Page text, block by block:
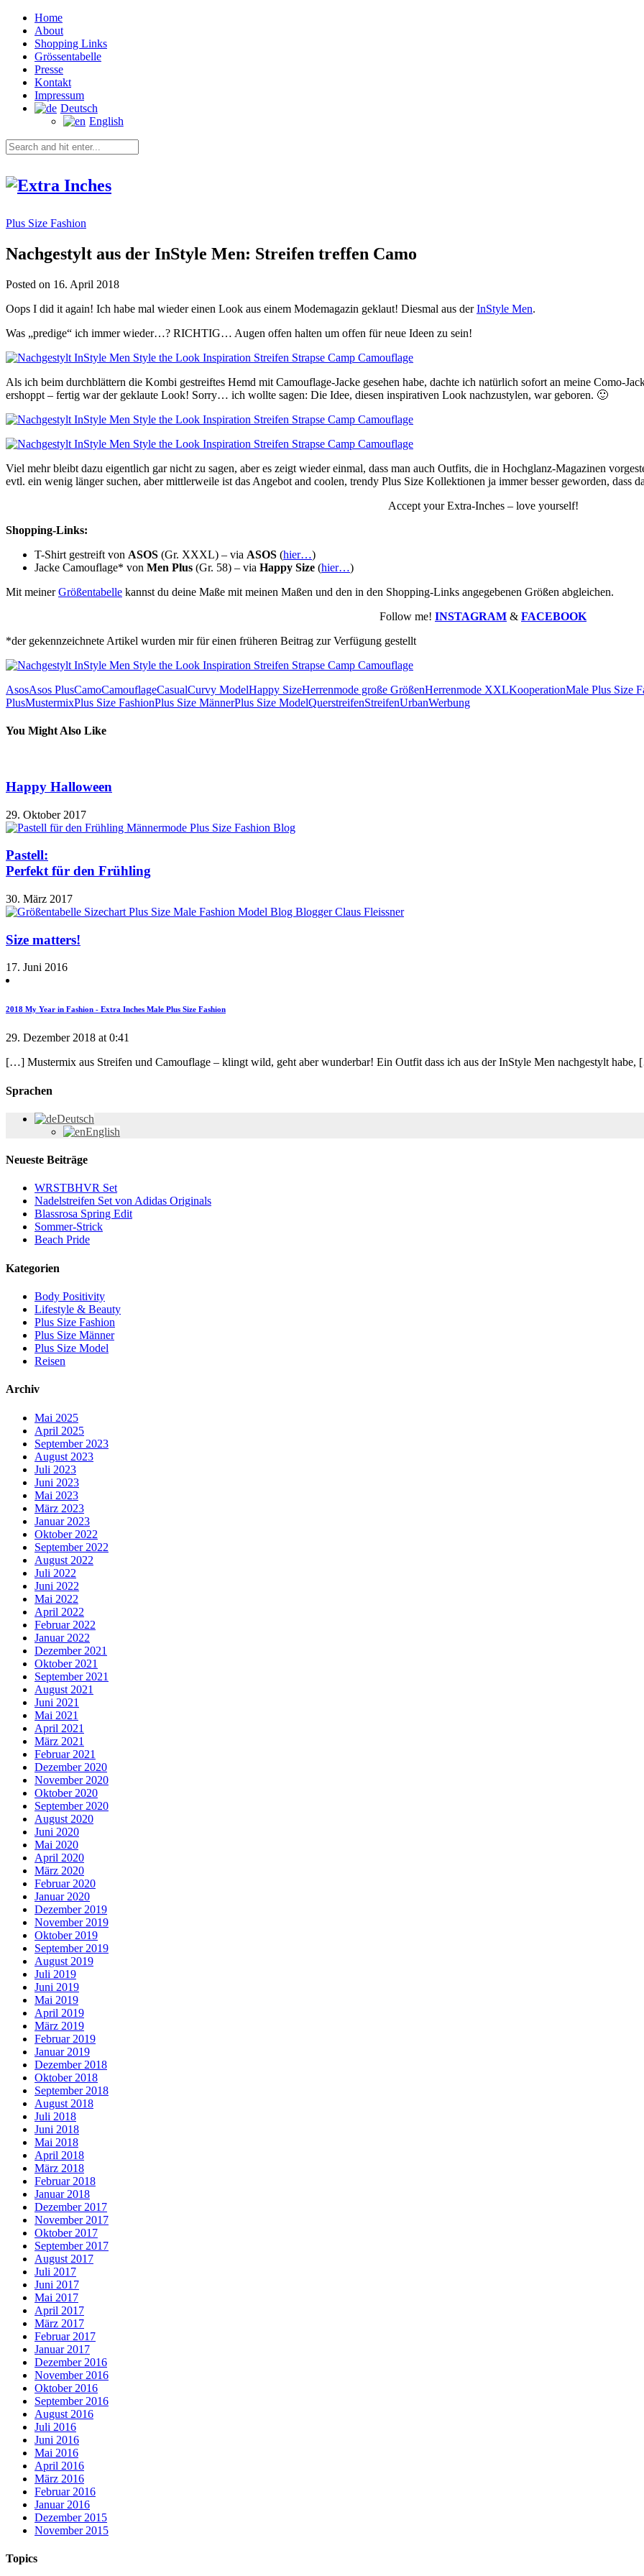
Home
About
Shopping Links
Grössentabelle
Presse
Kontakt
Impressum
Deutsch
English
Plus Size Fashion
Nachgestylt aus der InStyle Men: Streifen treffen Camo
Posted on 16. April 2018
Oops I did it again! Ich habe mal wieder einen Look aus einem Modemagazin geklaut! Diesmal aus derInStyle Men.
Was „predige“ ich immer wieder…? RICHTIG… Augen offen halten um offen für neue Ideen zu sein!
Als ich beim durchblättern die Kombi gestreiftes Hemd mit Camouflage-Jacke gesehen habe, dachte ich natürlich sofort an meine Como-
ershoppt – fertig war der geklaute Look! Sorry… ich wollte sagen: Die Idee, diesen inspirativen Look nachzustylen, war geboren. 🙂
Viel mehr bleibt dazu eigentlich gar nicht zu sagen, aber es zeigt wieder einmal, dass man auch Outfits, die in Hochglanz-Magazinen
evtl. ein wenig länger suchen, aber mittlerweile ist das Angebot and coolen, trendy Plus Size Kollektionen ja immer besser geworden, dass
Accept your Extra-Inches – love yourself!
Shopping-Links:
T-Shirt gestreift von ASOS (Gr. XXXL) – via ASOS (hier…)
Jacke Camouflage* von Men Plus (Gr. 58) – via Happy Size (hier…)
Mit meinerGrößentabelle kannst du deine Maße mit meinen Maßen und den in den Shopping-Links angegebenen Größen abgleichen.
Follow me! INSTAGRAM & FACEBOOK
*der gekennzeichnete Artikel wurden mir für einen früheren Beitrag zur Verfügung gestellt
AsosAsos PlusCamoCamouflageCasualCurvy ModelHappy SizeHerrenmode große GrößenHerrenmode XXLKooperationMale Plus Size
PlusMustermixPlus Size FashionPlus Size MännerPlus Size ModelQuerstreifenStreifenUrbanWerbung
You Might Also Like
Happy Halloween
29. Oktober 2017
Pastell:
Perfekt für den Frühling
30. März 2017
Size matters!
17. Juni 2016
2018 My Year in Fashion - Extra Inches Male Plus Size Fashion
29. Dezember 2018 at 0:41
[…] Mustermix aus Streifen und Camouflage – klingt wild, geht aber wunderbar! Ein Outfit dass ich aus der InStyle Men nachgestylt
Sprachen
Deutsch
English
Neueste Beiträge
WRSTBHVR Set
Nadelstreifen Set von Adidas Originals
Blassrosa Spring Edit
Sommer-Strick
Beach Pride
Kategorien
Body Positivity
Lifestyle & Beauty
Plus Size Fashion
Plus Size Männer
Plus Size Model
Reisen
Archiv
Mai 2025
April 2025
September 2023
August 2023
Juli 2023
Juni 2023
Mai 2023
März 2023
Januar 2023
Oktober 2022
September 2022
August 2022
Juli 2022
Juni 2022
Mai 2022
April 2022
Februar 2022
Januar 2022
Dezember 2021
Oktober 2021
September 2021
August 2021
Juni 2021
Mai 2021
April 2021
März 2021
Februar 2021
Dezember 2020
November 2020
Oktober 2020
September 2020
August 2020
Juni 2020
Mai 2020
April 2020
März 2020
Februar 2020
Januar 2020
Dezember 2019
November 2019
Oktober 2019
September 2019
August 2019
Juli 2019
Juni 2019
Mai 2019
April 2019
März 2019
Februar 2019
Januar 2019
Dezember 2018
Oktober 2018
September 2018
August 2018
Juli 2018
Juni 2018
Mai 2018
April 2018
März 2018
Februar 2018
Januar 2018
Dezember 2017
November 2017
Oktober 2017
September 2017
August 2017
Juli 2017
Juni 2017
Mai 2017
April 2017
März 2017
Februar 2017
Januar 2017
Dezember 2016
November 2016
Oktober 2016
September 2016
August 2016
Juli 2016
Juni 2016
Mai 2016
April 2016
März 2016
Februar 2016
Januar 2016
Dezember 2015
November 2015
Topics